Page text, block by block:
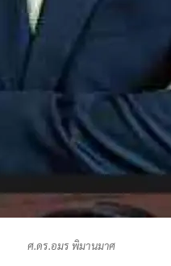
ศ.ดร.อมร พิมานมาศ